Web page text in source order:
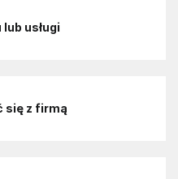
usługi
się z firmą